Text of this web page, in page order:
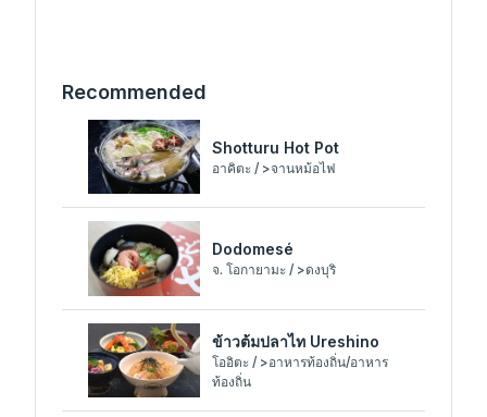
Recommended
Shotturu Hot Pot
อาคิตะ / >จานหม้อไฟ
Dodomesé
จ. โอกายามะ / >ดงบุริ
ข้าวต้มปลาไท Ureshino
โออิตะ / >อาหารท้องถิ่น/อาหาร
ท้องถิ่น